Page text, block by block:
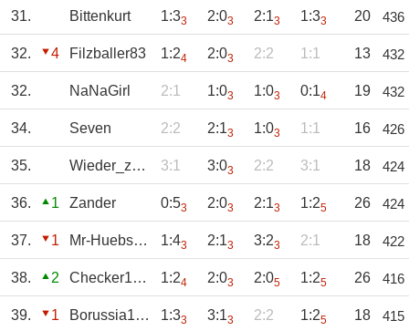
31. Bittenkurt 1:33 2:03 2:13 1:33 20 436
32. 4 Filzballer83 1:24 2:03 2:2 1:1 13 432
32. NaNaGirl 2:1 1:03 1:03 0:14 19 432
34. Seven 2:2 2:13 1:03 1:1 16 426
35. Wieder_zu_Hause 3:1 3:03 2:2 3:1 18 424
36. 1 Zander 0:53 2:03 2:13 1:25 26 424
37. 1 Mr-Huebschi 1:43 2:13 3:23 2:1 18 422
38. 2 Checker1904 1:24 2:03 2:05 1:25 26 416
39. 1 Borussia1900 1:33 3:13 2:2 1:25 18 415